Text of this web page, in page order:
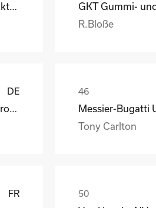
R.Bloße
DE
Tony Carlton
FR